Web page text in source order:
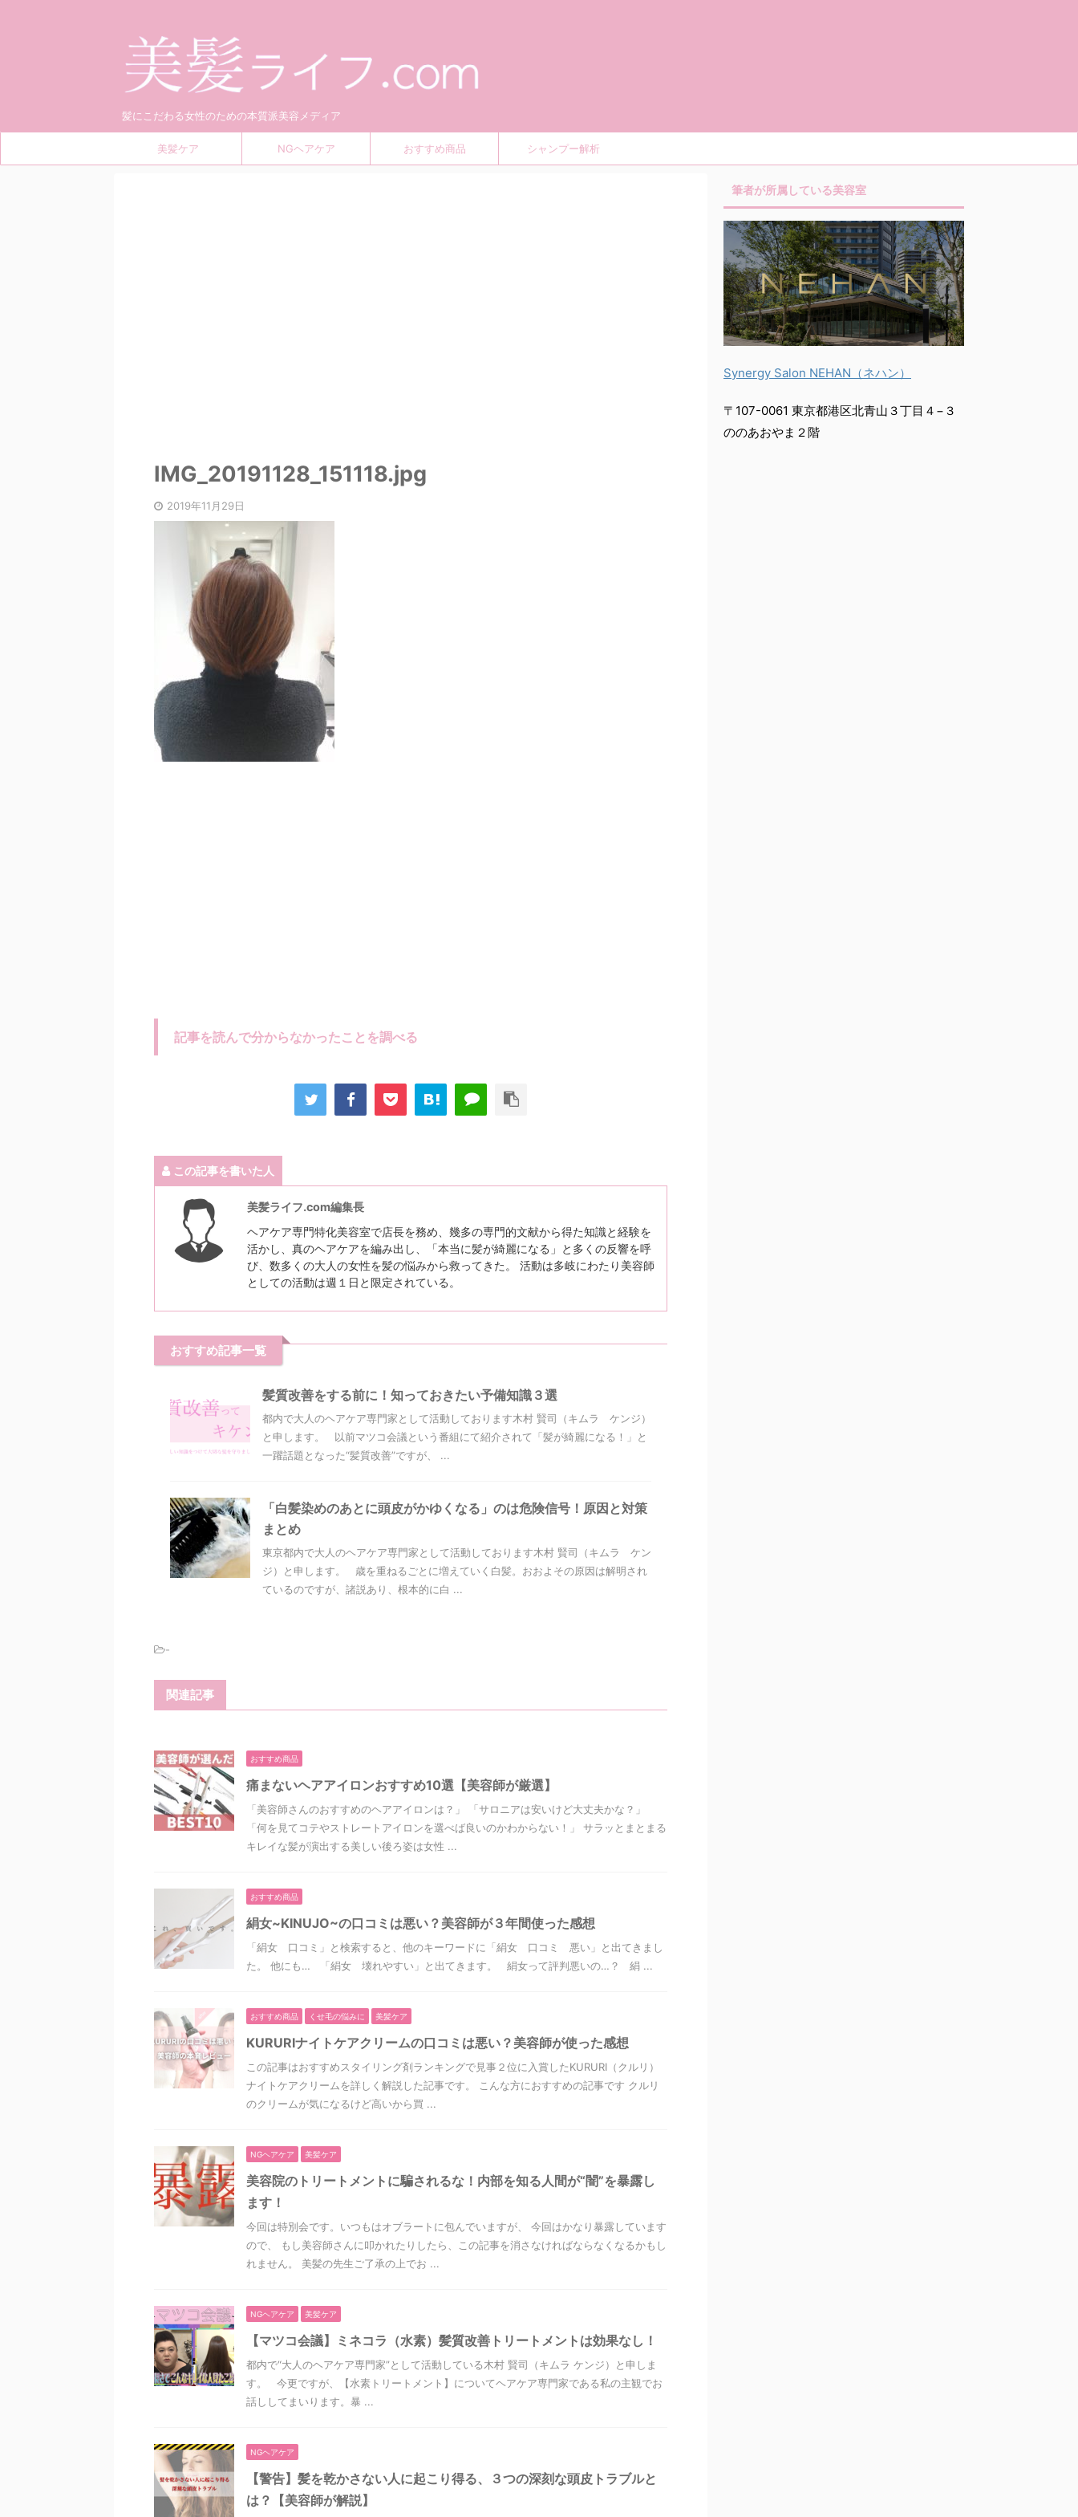
髪にこだわる女性のための本質派美容メディア
美髪ケア NGヘアケア おすすめ商品 シャンプー解析
IMG_20191128_151118.jpg
2019年11月29日
記事を読んで分からなかったことを調べる
この記事を書いた人
美髪ライフ.com編集長
ヘアケア専門特化美容室で店長を務め、幾多の専門的文献から得た知識と経験を
活かし、真のヘアケアを編み出し、「本当に髪が綺麗になる」と多くの反響を呼
び、数多くの大人の女性を髪の悩みから救ってきた。 活動は多岐にわたり美容師
としての活動は週１日と限定されている。
おすすめ記事一覧
髪質改善をする前に！知っておきたい予備知識３選
都内で大人のヘアケア専門家として活動しております木村 賢司（キムラ ケンジ）
と申します。 以前マツコ会議という番組にて紹介されて「髪が綺麗になる！」と
一躍話題となった“髪質改善”ですが、 ...
「白髪染めのあとに頭皮がかゆくなる」のは危険信号！原因と対策
まとめ
東京都内で大人のヘアケア専門家として活動しております木村 賢司（キムラ ケン
ジ）と申します。 歳を重ねるごとに増えていく白髪。おおよその原因は解明され
ているのですが、諸説あり、根本的に白 ...
-
関連記事
おすすめ商品
痛まないヘアアイロンおすすめ10選【美容師が厳選】
「美容師さんのおすすめのヘアアイロンは？」 「サロニアは安いけど大丈夫かな？」
「何を見てコテやストレートアイロンを選べば良いのかわからない！」 サラッとまとまる
キレイな髪が演出する美しい後ろ姿は女性 ...
おすすめ商品
絹女~KINUJO~の口コミは悪い？美容師が３年間使った感想
「絹女 口コミ」と検索すると、他のキーワードに「絹女 口コミ 悪い」と出てきまし
た。 他にも… 「絹女 壊れやすい」と出てきます。 絹女って評判悪いの…？ 絹 ...
おすすめ商品 くせ毛の悩みに 美髪ケア
KURURIナイトケアクリームの口コミは悪い？美容師が使った感想
この記事はおすすめスタイリング剤ランキングで見事２位に入賞したKURURI（クルリ）
ナイトケアクリームを詳しく解説した記事です。 こんな方におすすめの記事です クルリ
のクリームが気になるけど高いから買 ...
NGヘアケア 美髪ケア
美容院のトリートメントに騙されるな！内部を知る人間が“闇”を暴露し
ます！
今回は特別会です。いつもはオブラートに包んでいますが、 今回はかなり暴露しています
ので、 もし美容師さんに叩かれたりしたら、この記事を消さなければならなくなるかもし
れません。 美髪の先生ご了承の上でお ...
NGヘアケア 美髪ケア
【マツコ会議】ミネコラ（水素）髪質改善トリートメントは効果なし！
都内で“大人のヘアケア専門家”として活動している木村 賢司（キムラ ケンジ）と申しま
す。 今更ですが、【水素トリートメント】についてヘアケア専門家である私の主観でお
話ししてまいります。暴 ...
NGヘアケア
【警告】髪を乾かさない人に起こり得る、３つの深刻な頭皮トラブルと
は？【美容師が解説】
筆者が所属している美容室
Synergy Salon NEHAN（ネハン）
〒107-0061 東京都港区北青山３丁目４−３
ののあおやま２階